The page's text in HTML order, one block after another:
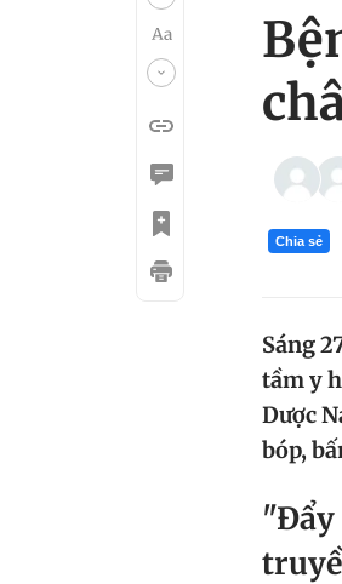
Chia sẻ
Sáng
tầm y
Dược
bóp,
"Đẩy